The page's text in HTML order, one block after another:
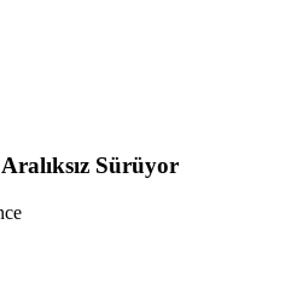
Sürüyor